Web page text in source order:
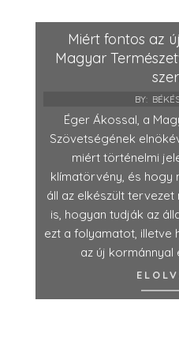
Miért fontos az
Magyar
BY:
Éger Ákossal, a
Szövetségének
miért történelmi
klímatörvény, és hogy
áll az elkészült
is, hogyan tudják az
ezt a folyamatot, illetve
az új kormánnyal